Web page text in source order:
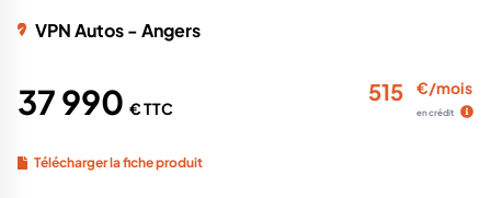
VPN Autos - Angers
37 990 € TTC
515 €/mois
en crédit
Télécharger la fiche produit